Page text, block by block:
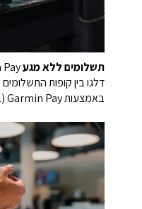
תשלומים ללא מגעPay‎‏
דלגו בין קופות
באמצעות Garmin Pay (בכרטיסים נתמכים).